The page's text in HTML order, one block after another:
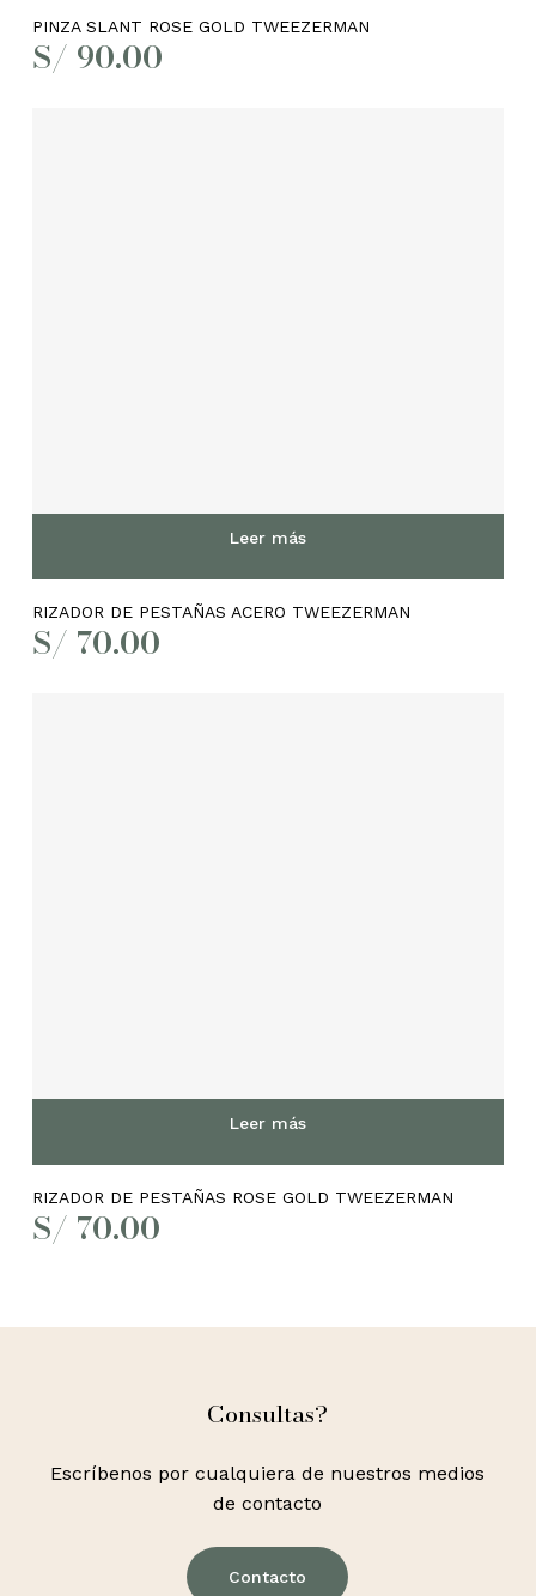
PINZA SLANT ROSE GOLD TWEEZERMAN
S/ 90.00
Leer más
RIZADOR DE PESTAÑAS ACERO TWEEZERMAN
S/ 70.00
Leer más
RIZADOR DE PESTAÑAS ROSE GOLD TWEEZERMAN
S/ 70.00
Consultas?
Escríbenos por cualquiera de nuestros medios
de contacto
Contacto